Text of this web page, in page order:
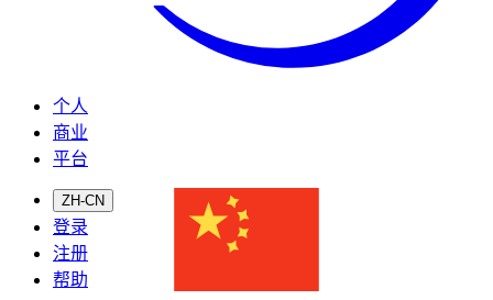
个人
商业
平台
ZH-CN
登录
注册
帮助